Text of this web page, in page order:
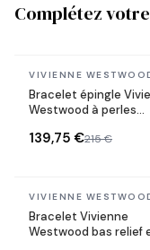
Complétez
En stock
VIVIENNE
Bracelet épingle
Westwood à perles
139,75 €215 €
En stock
VIVIENNE
Bracelet Vivienne
Westwood bas relief